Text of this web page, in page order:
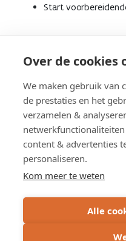
Over de cookies
We maken gebruik van
de prestaties en het
verzamelen &
content & advertenties
personaliseren.
Kom meer te weten
Alle
Start
20191205
1.82 MB
Schrijf u in
Subscribe